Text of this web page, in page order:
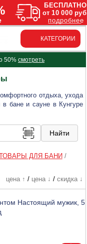
КАТЕГОРИИ
50% смотреть
отдыха, ухода
бане и сауне в Кунгуре
ДЛЯ БАНИ /
цена ↑ / цена ↓ / скидка ↓
Настоящий мужик, 5